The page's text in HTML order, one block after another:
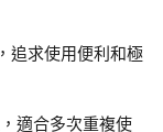
追求使用便利和極
適合多次重複使